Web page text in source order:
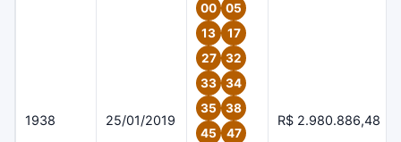
1938 25/01/2019
00
05
13
17
27
32
33
34
35
38
45
47
R$ 2.980.886,48